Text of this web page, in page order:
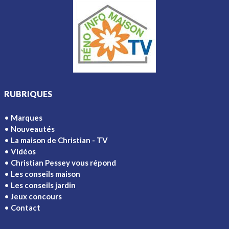
RUBRIQUES
Marques
Nouveautés
La maison de Christian - TV
Vidéos
Christian Pessey vous répond
Les conseils maison
Les conseils jardin
Jeux concours
Contact